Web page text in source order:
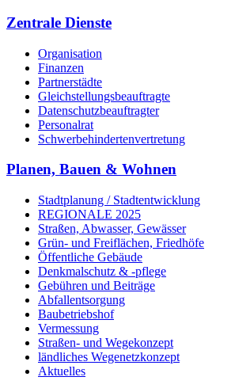
Zentrale Dienste
Organisation
Finanzen
Partnerstädte
Gleichstellungsbeauftragte
Datenschutzbeauftragter
Personalrat
Schwerbehinderten­vertretung
Planen, Bauen & Wohnen
Stadtplanung / Stadtentwicklung
REGIONALE 2025
Straßen, Abwasser, Gewässer
Grün- und Freiflächen, Friedhöfe
Öffentliche Gebäude
Denkmalschutz & -pflege
Gebühren und Beiträge
Abfallentsorgung
Baubetriebshof
Vermessung
Straßen- und Wegekonzept
ländliches Wegenetzkonzept
Aktuelles